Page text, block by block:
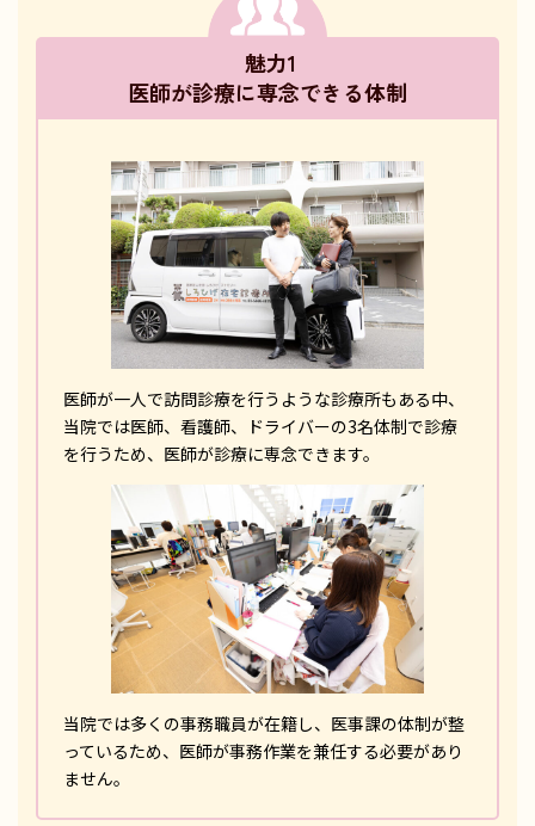
魅力1
医師が診療に専念できる体制
医師が一人で訪問診療を行うような診療所もある中、
当院では医師、看護師、ドライバーの3名体制で診療
を行うため、医師が診療に専念できます。
当院では多くの事務職員が在籍し、医事課の体制が整
っているため、医師が事務作業を兼任する必要があり
ません。